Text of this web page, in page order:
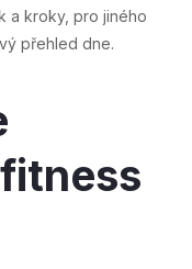
a kroky, pro jiného
přehled dne.